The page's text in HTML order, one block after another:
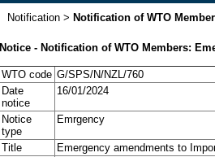
Notification> Notification of WTO
Notice - Notification of WTO Members:
WTO code G/SPS/N/NZL/760
Date
notice
16/01/2024
Notice
type
Emrgency
Title
Emergency amendments to